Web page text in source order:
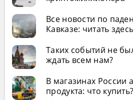
Все новости по
Кавказе: читать здесь
Таких событий не
ждать всем нам?
В магазинах России
продукта: что купить?